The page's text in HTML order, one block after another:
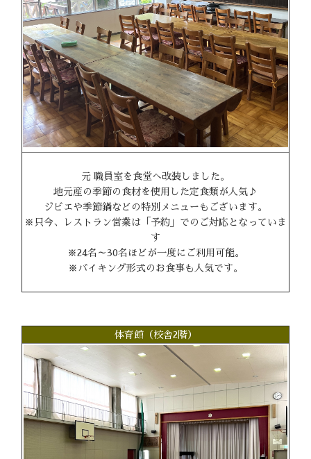
元 職員室を食堂へ改装しました。
地元産の季節の食材を使用した定食類が人気♪
ジビエや季節鍋などの特別メニューもございます。
※只今、レストラン営業は「予約」でのご対応となっていま
す
※24名～30名ほどが一度にご利用可能。
※バイキング形式のお食事も人気です。
体育館（校舎2階）